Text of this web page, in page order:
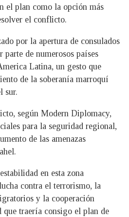
el plan como la opción más
el conflicto.
por la apertura de consulados
de numerosos países
Latina, un gesto que
de la soberanía marroquí
sur.
según Modern Diplomacy,
para la seguridad regional,
de las amenazas
en esta zona
contra el terrorismo, la
y la cooperación
traería consigo el plan de